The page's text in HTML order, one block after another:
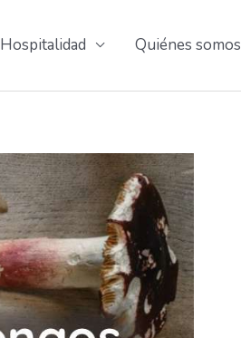
Hospitalidad Quiénes somos